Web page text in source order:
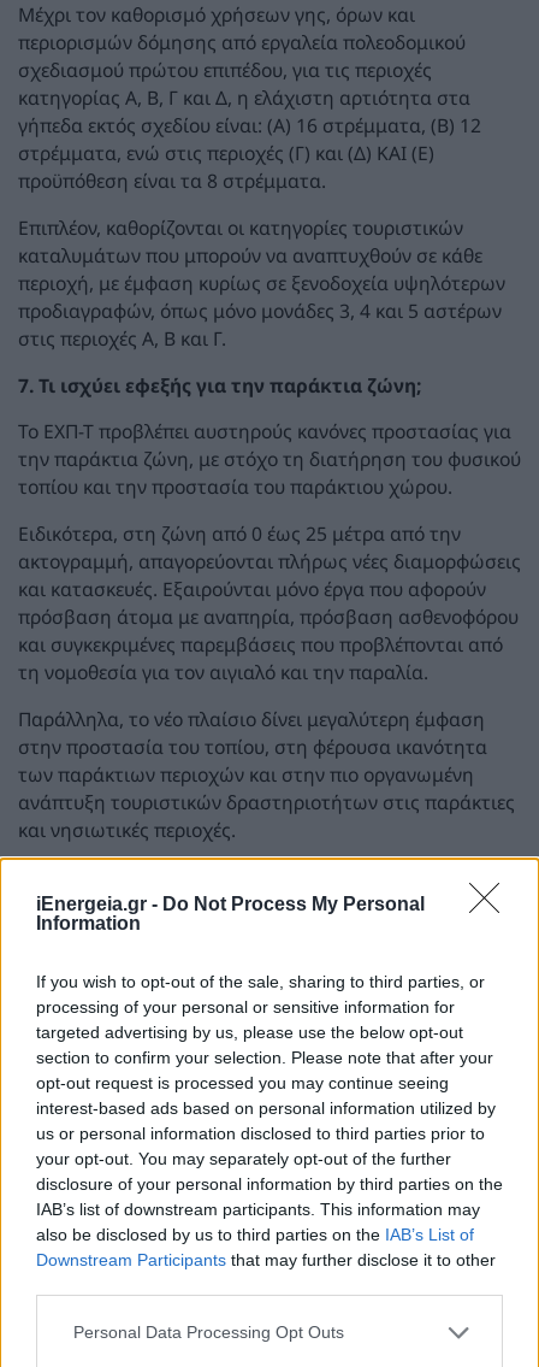
iEnergeia.gr - Do Not Process My Personal
Information
If you wish to opt-out of the sale, sharing to third parties, or
processing of your personal or sensitive information for
targeted advertising by us, please use the below opt-out
section to confirm your selection. Please note that after your
opt-out request is processed you may continue seeing
interest-based ads based on personal information utilized by
us or personal information disclosed to third parties prior to
your opt-out. You may separately opt-out of the further
disclosure of your personal information by third parties on the
IAB’s list of downstream participants. This information may
also be disclosed by us to third parties on the IAB’s List of
Downstream Participants that may further disclose it to other
Personal Data Processing Opt Outs
Μέχρι τον καθορισμό χρήσεων γης, όρων και
περιορισμών δόμησης από εργαλεία πολεοδομικού
σχεδιασμού πρώτου επιπέδου, για τις περιοχές
κατηγορίας Α, Β, Γ και Δ, η ελάχιστη αρτιότητα στα
γήπεδα εκτός σχεδίου είναι: (Α) 16 στρέμματα, (Β) 12
στρέμματα, ενώ στις περιοχές (Γ) και (Δ) ΚΑΙ (Ε)
προϋπόθεση είναι τα 8 στρέμματα.
Επιπλέον, καθορίζονται οι κατηγορίες τουριστικών
καταλυμάτων που μπορούν να αναπτυχθούν σε κάθε
περιοχή, με έμφαση κυρίως σε ξενοδοχεία υψηλότερων
προδιαγραφών, όπως μόνο μονάδες 3, 4 και 5 αστέρων
στις περιοχές Α, Β και Γ.
7. Τι ισχύει εφεξής για την παράκτια ζώνη;
Το ΕΧΠ-Τ προβλέπει αυστηρούς κανόνες προστασίας για
την παράκτια ζώνη, με στόχο τη διατήρηση του φυσικού
τοπίου και την προστασία του παράκτιου χώρου.
Ειδικότερα, στη ζώνη από 0 έως 25 μέτρα από την
ακτογραμμή, απαγορεύονται πλήρως νέες διαμορφώσεις
και κατασκευές. Εξαιρούνται μόνο έργα που αφορούν
πρόσβαση άτομα με αναπηρία, πρόσβαση ασθενοφόρου
και συγκεκριμένες παρεμβάσεις που προβλέπονται από
τη νομοθεσία για τον αιγιαλό και την παραλία.
Παράλληλα, το νέο πλαίσιο δίνει μεγαλύτερη έμφαση
στην προστασία του τοπίου, στη φέρουσα ικανότητα
των παράκτιων περιοχών και στην πιο οργανωμένη
ανάπτυξη τουριστικών δραστηριοτήτων στις παράκτιες
και νησιωτικές περιοχές.
Εθνικού Συστήματος Προστατευόμενων Περιοχών;
προστασίας για τις περιοχές του Εθνικού Συστήματος
Προστατευόμενων Περιοχών, με έμφαση στην ήπια και
βιώσιμη τουριστική ανάπτυξη.
Στόχος είναι η διασφάλιση του φυσικού περιβάλλοντος,
του τοπίου και της βιοποικιλότητας, μέσα από
αυστηρότερους όρους δόμησης, περιορισμούς ως προς
την ένταση της τουριστικής ανάπτυξης και αυξημένες
απαιτήσεις περιβαλλοντικής αξιολόγησης και
τεκμηρίωσης φέρουσας ικανότητας, όπου απαιτείται.
9. Πώς το ΕΧΠ-Τ επηρεάζει το ρυθμιστικό
περιβάλλον για τις βραχυχρόνιες μισθώσεις;
Το ΕΧΠ-Τ καθορίζει το πλαίσιο και τους κανόνες με τους